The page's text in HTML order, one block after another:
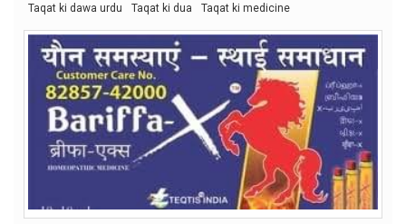
Taqat ki dawa urdu
Taqat ki dua Taqat ki medicine